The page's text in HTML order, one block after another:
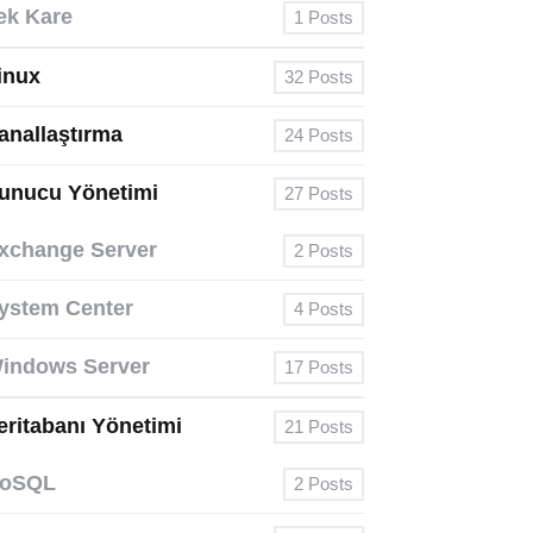
Kare 1 Posts
32 Posts
24 Posts
Yönetimi 27 Posts
Server 2 Posts
Center 4 Posts
Server 17 Posts
Yönetimi 21 Posts
2 Posts